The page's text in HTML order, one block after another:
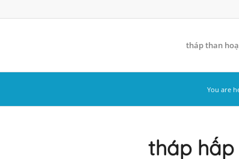
tháp than
You are
tháp hấp